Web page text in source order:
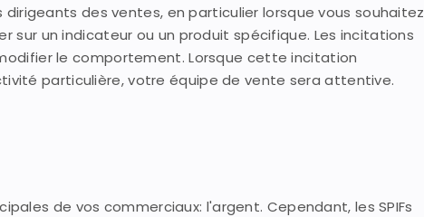
des ventes, en particulier lorsque vous souhaitez
un indicateur ou un produit spécifique. Les incitations
le comportement. Lorsque cette incitation
particulière, votre équipe de vente sera attentive.
de vos commerciaux: l'argent. Cependant, les SPIFs